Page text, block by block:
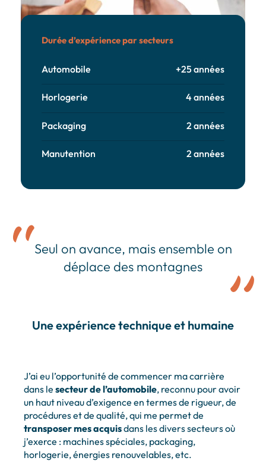
Durée d’expérience par secteurs
Automobile +25 années
Horlogerie 4 années
Packaging 2 années
Manutention 2 années
Seul on avance, mais ensemble on
déplace des montagnes
Une expérience technique et humaine
J’ai eu l’opportunité de commencer ma carrière
dans le secteur de l’automobile, reconnu pour avoir
un haut niveau d’exigence en termes de rigueur, de
procédures et de qualité, qui me permet de
transposer mes acquisdans les divers secteurs où
j’exerce : machines spéciales, packaging,
horlogerie, énergies renouvelables, etc.